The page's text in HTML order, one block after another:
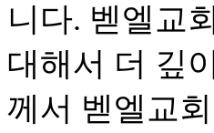
니다. 벧엘교
대해서 더 깊
께서 벧엘교